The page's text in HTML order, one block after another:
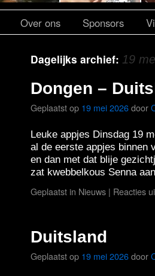
Over ons Sponsors
Dagelijks archief: 19
Dongen –
Geplaatst op 19 mei 2026door
Leuke appjes Dinsdag 19
al de eerste appjes binnen
en dan met dat blije
zat kwebbelkous Senna
Geplaatst in Nieuws | Reacties
Duitsland
Geplaatst op 19 mei 2026door